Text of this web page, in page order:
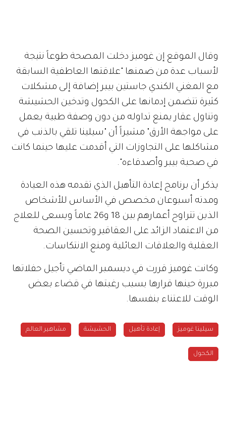
وقال الموقع إن غوميز دخلت المصحة طوعاً نتيجة
لأسباب عدة من ضمنها "علاقتها العاطفية السابقة
مع المغني الكندي جاستين بيبر إضافة إلى مشكلات
كثيرة تتضمن إدمانها على الكحول وتدخين الحشيشة
وتناول عقار يمنع تداوله من دون وصفة طبية يعمل
على مواجهة الأرق" مشيراً أن "سيلينا تلقي بالذنب في
مشاكلها على التجاوزات التي أقدمت عليها حينما كانت
في صحبة بيبر وأصدقاءه".
يذكر أن برنامج إعادة التأهيل الذي تقدمه هذه العيادة
ومدته أسبوعان مخصص في الأساس للأشخاص
الذين تتراوح أعمارهم بين 18 و26 عاماً ويسعى للعلاج
من الاعتماد الزائد على العقاقير وتحسين الصحة
العقلية والعلاقات العائلية ومنع الانتكاسات.
وكانت غوميز قررت في ديسمبر الماضي تأجيل حفلاتها
مبررة حينها قرارها بسبب رغبتها في قضاء بعض
الوقت للاعتناء بنفسها.
سيلينا غوميز إعادة تأهيل الحشيشة مشاهير العالم
الكحول